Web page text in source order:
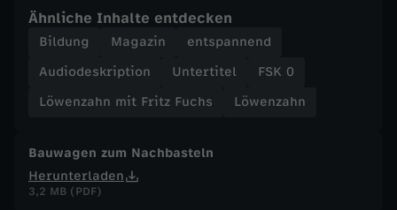
h
s
-
H
u
Ähnliche Inhalte entdecken
Bildung Magazin
entspannend
Audiodeskription
Untertitel
FSK 0
Löwenzahn mit Fritz Fuchs
Löwenzahn
Bauwagen zum Nachbasteln
Herunterladen
3,2 MB (PDF)